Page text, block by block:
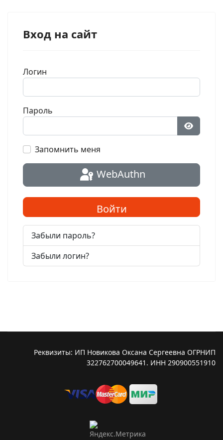
Вход на сайт
Логин
Пароль
Запомнить меня
WebAuthn
Войти
Забыли пароль?
Забыли логин?
Реквизиты: ИП Новикова Оксана Сергеевна ОГРНИП
322762700049641. ИНН 290900551910